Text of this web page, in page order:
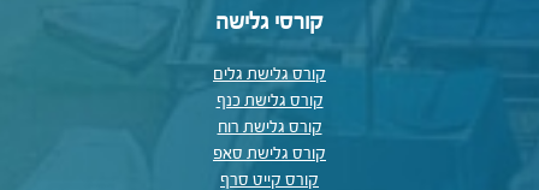
קורסי גלישה
קורס גלישת גלים
קורס גלישת כנף
קורס גלישת רוח
קורס גלישת סאפ
קורס קייט סרף